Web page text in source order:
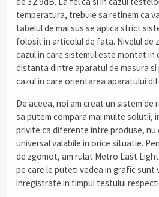
temperatura, trebuie sa retinem ca
tabelul de mai sus se aplica strict
folosit in articolul de fata. Nivelul de
cazul in care sistemul este montat in
distanta dintre aparatul de masura si
cazul in care orientarea aparatului
De aceea, noi am creat un sistem de
sa putem compara mai multe solutii,
privite ca diferente intre produse, nu
universal valabile in orice situatie.
de zgomot, am rulat Metro Last
pe care le puteti vedea in grafic sunt
inregistrate in timpul testului